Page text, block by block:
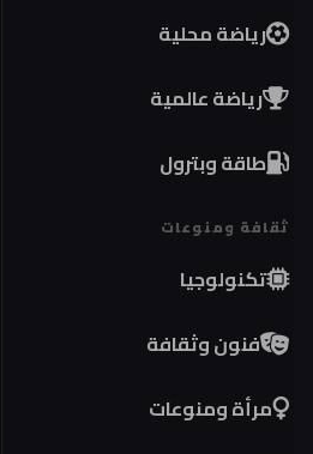
رياضة محلية
رياضة عالمية
طاقة وبترول
ثقافة ومنوعات
تكنولوجيا
فنون وثقافة
مرأة ومنوعات